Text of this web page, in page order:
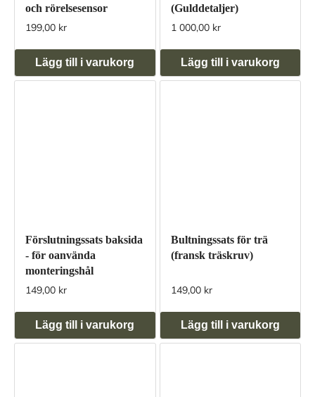
och rörelsesensor
199,00 kr
Lägg till i varukorg
(Gulddetaljer)
1 000,00 kr
Lägg till i varukorg
Förslutningssats baksida
- för oanvända
monteringshål
149,00 kr
Lägg till i varukorg
Bultningssats för trä
(fransk träskruv)
149,00 kr
Lägg till i varukorg